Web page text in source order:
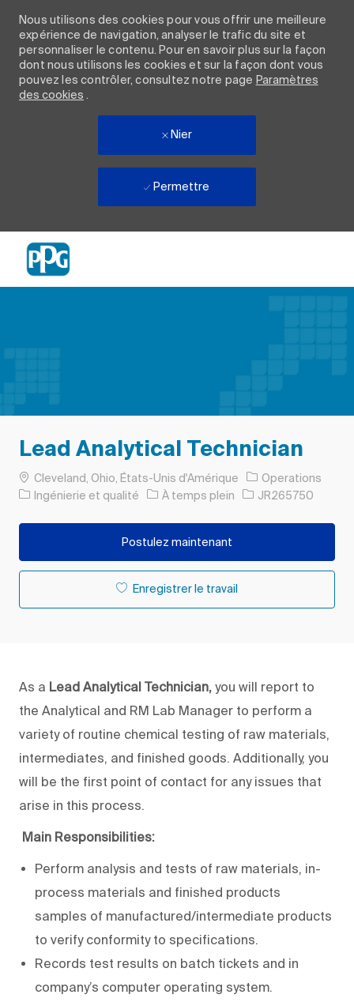
Nous utilisons des cookies pour vous offrir une meilleure
expérience de navigation, analyser le trafic du site et
personnaliser le contenu. Pour en savoir plus sur la façon
dont nous utilisons les cookies et sur la façon dont vous
pouvez les contrôler, consultez notre page Paramètres
des cookies .
Nier
Permettre
Lead Analytical Technician
Emplacement
Cleveland, Ohio, États-Unis d'Amérique
Operations
Catégorie
Ingénierie et qualité Type d’emploi
À temps plein ID de l’emploi
JR265750
Postulez maintenant
Enregistrer le travail
As a Lead Analytical Technician, you will report to
the Analytical and RM Lab Manager to perform a
variety of routine chemical testing of raw materials,
intermediates, and finished goods. Additionally, you
will be the first point of contact for any issues that
arise in this process.
Main Responsibilities:
Perform analysis and tests of raw materials, in-
process materials and finished products
samples of manufactured/intermediate products
to verify conformity to specifications.
Records test results on batch tickets and in
company’s computer operating system.